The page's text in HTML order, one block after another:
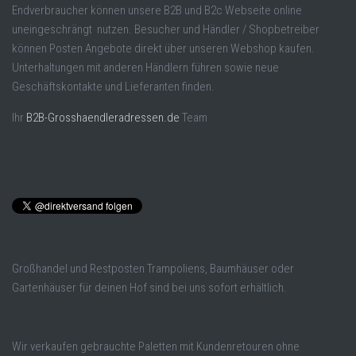
Endverbraucher können unsere B2B und B2c Webseite online
uneingeschrängt nutzen. Besucher und Händler / Shopbetreiber
können Posten Angebote direkt über unseren Webshop kaufen.
Unterhaltungen mit anderen Händlern führen sowie neue
Geschäftskontakte und Lieferanten finden.
Ihr B2B-Grosshaendleradressen.de Team
Großhandel und Restposten Trampoliens, Baumhäuser oder
Gartenhäuser für deinen Hof sind bei uns sofort erhältlich.
Wir verkaufen gebrauchte Paletten mit Kundenretouren ohne